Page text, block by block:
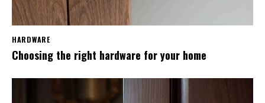
HARDWARE
Choosing the right hardware for your home